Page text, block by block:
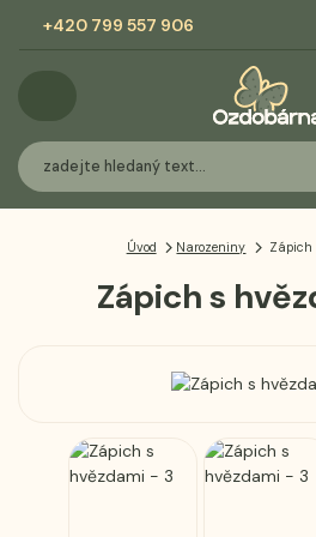
+420 799 557 906
Úvod Narozeniny Zápich
Zápich s